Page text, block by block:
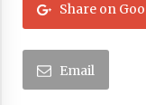
Share on
Email